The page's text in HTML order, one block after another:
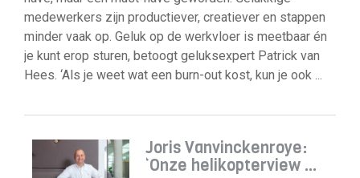
medewerkers zijn productiever, creatiever en stappen
minder vaak op. Geluk op de werkvloer is meetbaar én
je kunt erop sturen, betoogt geluksexpert Patrick van
Hees. ‘Als je weet wat een burn-out kost, kun je ook ...
Joris Vanvinckenroye:
‘Onze helikopterview ...